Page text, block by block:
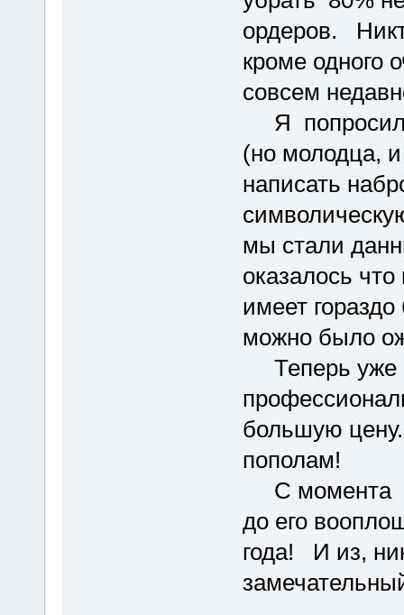
ордеров.
кроме одного
совсем
Я попросил
(но молодца,
написать
мы стали
оказалось
имеет
можно было
Теперь уже
большую
пополам!
С момента
до его
года! И из,